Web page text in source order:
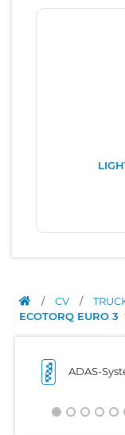
/ CV /
ECOTORQ EURO 3
ADAS-